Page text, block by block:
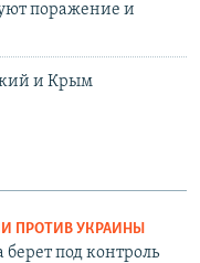
поражение и
и Крым
ПРОТИВ УКРАИНЫ
под контроль